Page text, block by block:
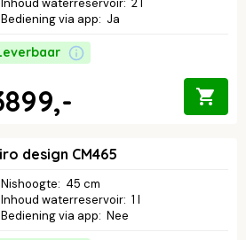
Inhoud waterreservoir: 2 l
Bediening via app: Ja
design CM465
Nishoogte: 45 cm
Inhoud waterreservoir: 1 l
Bediening via app: Nee